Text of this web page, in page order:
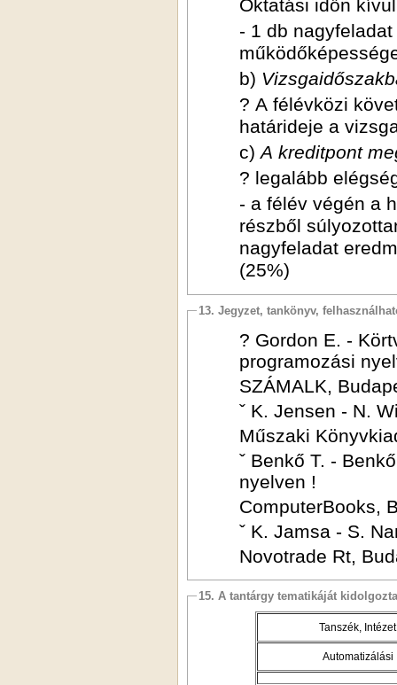
Oktatási időn
- 1 db
b)
? A félévközi
határideje a
c)A kreditpont
? legalább
- a félév végén a
részből
nagyfeladat
(25%)
13. Jegyzet, tankönyv,
? Gordon E. -
programozási
SZÁMALK,
ˇ K. Jensen - N.
Műszaki
ˇ Benkő T. -
nyelven !
ComputerBooks,
ˇ K. Jamsa - S.
Novotrade Rt,
15. A tantárgy tematikáját kidolgozta
Tanszék, Intézet
Automatizálási